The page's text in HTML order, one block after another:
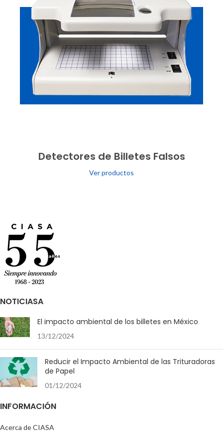
Detectores de Billetes Falsos
Ver productos
NOTICIASA
El impacto ambiental de los billetes en México
13/12/2024
Reducir el Impacto Ambiental de las Trituradoras
de Papel
01/12/2024
INFORMACIÓN
Acerca de CIASA